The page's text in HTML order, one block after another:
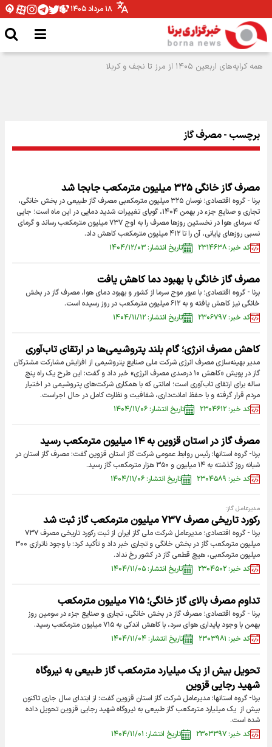
۱۸ مرداد ۱۴۰۵
برچسب - مصرف گاز
مصرف گاز خانگی ۳۲۵ میلیون مترمکعب جابجا شد
برنا - گروه اقتصادی؛ نوسان ۳۲۵ میلیون مترمکعبی مصرف گاز طبیعی در بخش خانگی،
تجاری و صنایع جزء در بهمن‌ ۱۴۰۴، گویای تغییرات شدید دمایی در این ماه است؛ جایی
که سرمای هوا در نخستین روزها مصرف را به اوج ۷۳۷ میلیون مترمکعب رساند و گرمای
نسبی روزهای پایانی، آن را تا ۴۱۲ میلیون مترمکعب کاهش داد.
کد خبر: ۲۳۱۴۶۳۸
تاریخ انتشار: ۱۴۰۴/۱۲/۰۳
مصرف گاز خانگی با بهبود دما کاهش یافت
برنا - گروه اقتصادی؛ با عبور موج سرما از کشور و بهبود دمای هوا، مصرف گاز در بخش
خانگی نیز کاهش یافته و به ۶۱۲ میلیون مترمکعب در روز رسیده است.
کد خبر: ۲۳۰۶۷۹۷
تاریخ انتشار: ۱۴۰۴/۱۱/۱۲
کاهش مصرف انرژی؛ گام بلند پتروشیمی‌ها در ارتقای تاب‌آوری
مدیر بهینه‌سازی مصرف انرژی شرکت ملی صنایع پتروشیمی از افزایش مشارکت مشترکان
گاز در پویش «کاهش ۱۰ درصدی مصرف انرژی» خبر داد و گفت: این طرح یک راه پنج
ساله برای ارتقای تاب‌آوری است؛ امانتی که با همکاری شرکت‌های پتروشیمی در اختیار
مردم قرار گرفته و با حفظ امانت‌داری، شفافیت و نظارت کامل در حال اجراست.
کد خبر: ۲۳۰۴۶۱۲
تاریخ انتشار: ۱۴۰۴/۱۱/۰۶
مصرف گاز در استان قزوین به ۱۴ میلیون مترمکعب رسید
برنا- گروه استانها: رئیس روابط عمومی شرکت گاز استان قزوین گفت: مصرف گاز استان در
شبانه روز گذشته به ۱۴ میلیون و ۳۵۰ هزار مترمکعب گاز رسید.
کد خبر: ۲۳۰۴۵۸۹
تاریخ انتشار: ۱۴۰۴/۱۱/۰۶
مدیرعامل گاز:
رکورد تاریخی مصرف ۷۳۷ میلیون مترمکعب گاز ثبت شد
برنا - گروه اقتصادی؛ مدیرعامل شرکت ملی گاز ایران از ثبت رکورد تاریخی مصرف ۷۳۷
میلیون مترمکعب گاز در بخش خانگی و تجاری خبر داد و تأکید کرد: با وجود ناترازی ۳۰۰
میلیون مترمکعبی، هیچ قطعی گاز در کشور رخ نداد.
کد خبر: ۲۳۰۴۵۰۲
تاریخ انتشار: ۱۴۰۴/۱۱/۰۵
تداوم مصرف بالای گاز خانگی؛ ۷۱۵ میلیون مترمکعب
برنا - گروه اقتصادی؛ مصرف گاز در بخش خانگی، تجاری و صنایع جزء در سومین روز
بهمن با وجود پایداری هوای سرد، با کاهش اندکی به ۷۱۵ میلیون مترمکعب رسید.
کد خبر: ۲۳۰۳۹۸۱
تاریخ انتشار: ۱۴۰۴/۱۱/۰۴
تحویل بیش از یک میلیارد مترمکعب گاز طبیعی به نیروگاه
شهید رجایی قزوین
برنا- گروه استانها: مدیرعامل شرکت گاز استان قزوین گفت: از ابتدای سال جاری تاکنون
بیش از یک میلیارد مترمکعب گاز طبیعی به نیروگاه شهید رجایی قزوین تحویل داده
شده است.
کد خبر: ۲۳۰۳۳۹۷
تاریخ انتشار: ۱۴۰۴/۱۱/۰۱